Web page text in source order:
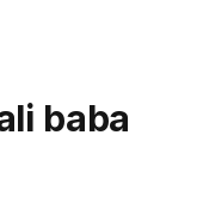
baba